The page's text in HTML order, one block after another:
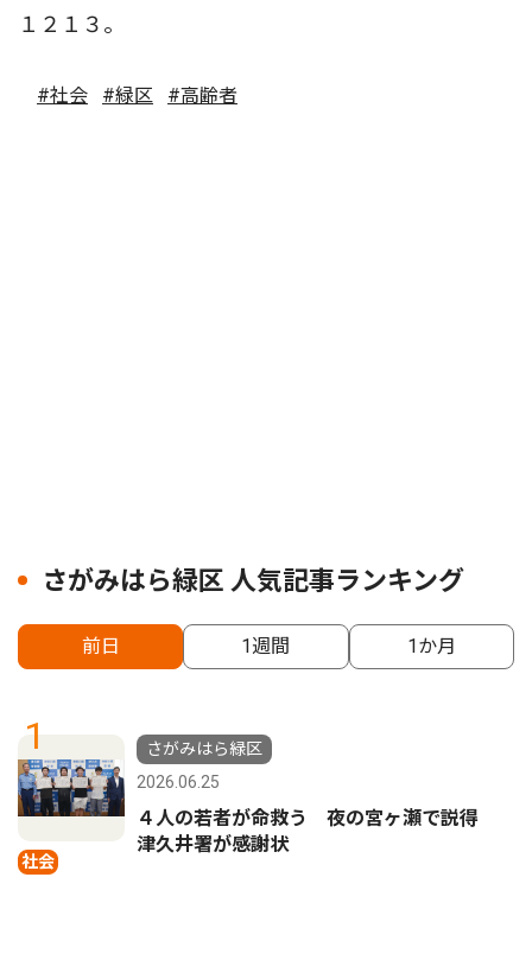
１２１３。
#社会 #緑区 #高齢者
さがみはら緑区 人気記事ランキング
前日 1週間 1か月
1
社会
さがみはら緑区
2026.06.25
４人の若者が命救う 夜の宮ヶ瀬で説得
津久井署が感謝状